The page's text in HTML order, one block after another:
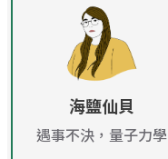
海鹽仙貝
遇事不決，量子力學